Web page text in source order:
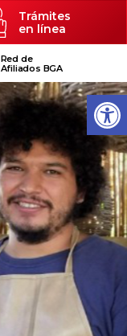
Trámites
en línea
Red de
Afiliados BGA